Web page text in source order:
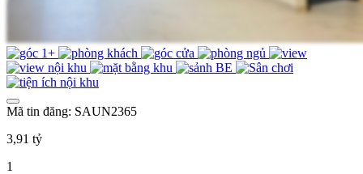
Mã tin đăng: SAUN2365
3,91 tỷ
1